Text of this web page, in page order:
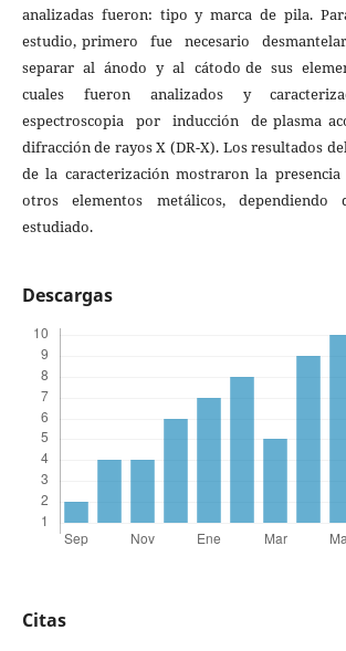
analizadas fueron: tipo y marca de pila.
estudio, primero fue necesario
separar al ánodo y al cátodo de sus
cuales fueron analizados y
espectroscopia por inducción de plasma
difracción de rayos X (DR-X). Los resultados
de la caracterización mostraron la
otros elementos metálicos,
estudiado.
Descargas
Citas